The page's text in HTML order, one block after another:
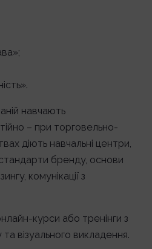
навчають
– при торговельно-
діють навчальні центри,
бренду, основи
комунікації з
курси або тренінги з
візуального викладення.